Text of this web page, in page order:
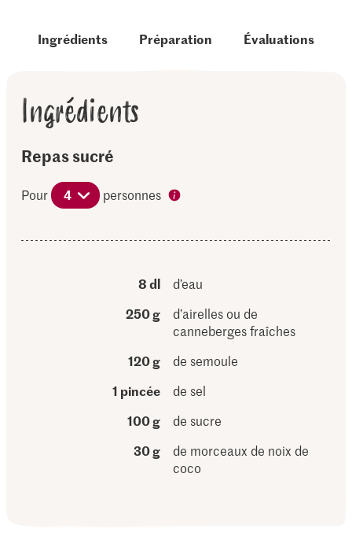
Ingrédients Préparation Évaluations
Ingrédients
Repas sucré
Pour 4 personnes
8 dl
d’eau
250 g
d’airelles ou de
canneberges fraîches
120 g
de semoule
1 pincée
de sel
100 g
de sucre
30 g
de morceaux de noix de
coco